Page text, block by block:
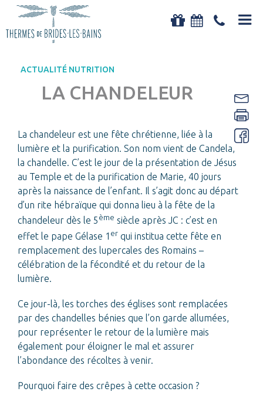
principal
Les cures thermales conventionnées
Les mini-cures (sans prescription médicale)
LE GRAND SPA THERMAL
Séjours
Soins Beauté & MédiSpa (23/03 au 31/10/2026)
Entrées Spa
Soins à la carte
NUTRITION ET ACTIVITÉS PHYSIQUES
Nutrition
STATION THERMALE DE BRIDES-LES-BAINS
Les thermes
Brides et sa région
Actualités
RETOUR
ACTUALITÉ NUTRITION
LA CHANDELEUR
La chandeleur est une fête chrétienne, liée à la
lumière et la purification. Son nom vient de Candela,
la chandelle. C’est le jour de la présentation de Jésus
au Temple et de la purification de Marie, 40 jours
après la naissance de l’enfant. Il s’agit donc au départ
d’un rite hébraïque qui donna lieu à la fête de la
chandeleur dès le 5 ème siècle après JC : c’est en
effet le pape Gélase 1 er qui institua cette fête en
remplacement des lupercales des Romains –
célébration de la fécondité et du retour de la
lumière.
Ce jour-là, les torches des églises sont remplacées
par des chandelles bénies que l’on garde allumées,
pour représenter le retour de la lumière mais
également pour éloigner le mal et assurer
l’abondance des récoltes à venir.
Pourquoi faire des crêpes à cette occasion ?